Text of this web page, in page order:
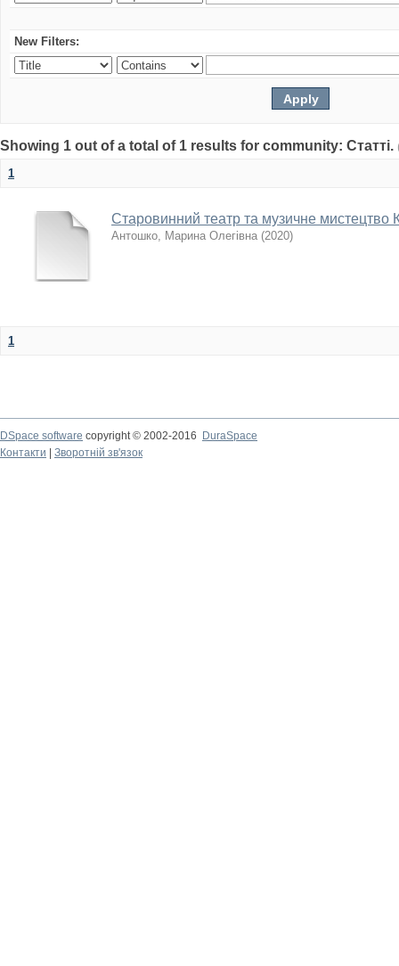
New Filters:
Showing 1 out of a total of 1 results for community: Статті.
1
Старовинний театр та музичне мистецтво
Антошко, Марина Олегівна (2020)
1
DSpace software copyright © 2002-2016
DuraSpace
Контакти
Зворотній зв'язок